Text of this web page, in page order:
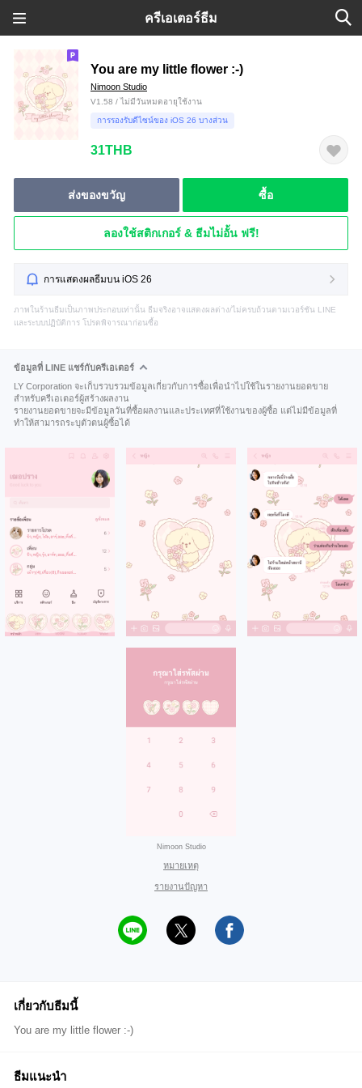
ครีเอเตอร์ธีม
You are my little flower :-)
Nimoon Studio
V1.58 / ไม่มีวันหมดอายุใช้งาน
การรองรับดีไซน์ของ iOS 26 บางส่วน
31THB
ส่งของขวัญ ซื้อ
ลองใช้สติกเกอร์ & ธีมไม่อั้น ฟรี!
การแสดงผลธีมบน iOS 26
ภาพในร้านธีมเป็นภาพประกอบเท่านั้น ธีมจริงอาจแสดงผลต่าง/ไม่ครบถ้วนตามเวอร์ชัน LINE
และระบบปฏิบัติการ โปรดพิจารณาก่อนซื้อ
ข้อมูลที่ LINE แชร์กับครีเอเตอร์
LY Corporation จะเก็บรวบรวมข้อมูลเกี่ยวกับการซื้อเพื่อนำไปใช้ในรายงานยอดขาย
สำหรับครีเอเตอร์ผู้สร้างผลงาน
รายงานยอดขายจะมีข้อมูลวันที่ซื้อผลงานและประเทศที่ใช้งานของผู้ซื้อ แต่ไม่มีข้อมูลที่
ทำให้สามารถระบุตัวตนผู้ซื้อได้
Nimoon Studio
หมายเหตุ
รายงานปัญหา
เกี่ยวกับธีมนี้
You are my little flower :-)
ธีมแนะนำ